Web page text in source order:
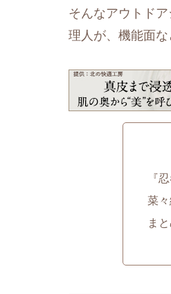
そんなアウトド
理人が、機能面
『
菜
ま